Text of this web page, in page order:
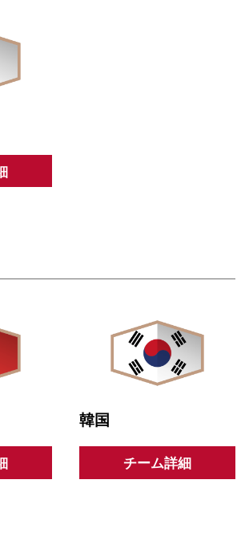
韓国
チーム詳細